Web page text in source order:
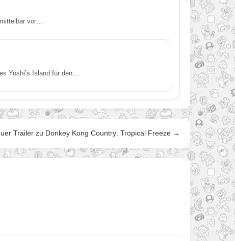
vor…
Yoshi’s Island für den…
Trailer zu Donkey Kong Country: Tropical Freeze →